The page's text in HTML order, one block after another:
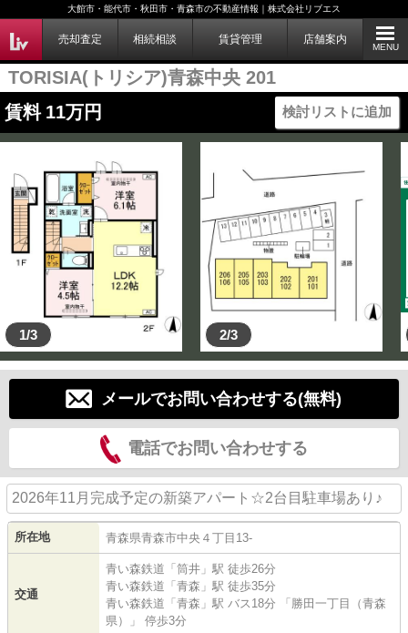
大館市・能代市・秋田市・青森市の不動産情報｜株式会社リブエス
売却査定 相続相談 賃貸管理 店舗案内
MENU
TORISIA(トリシア)青森中央 201
賃料 11万円 検討リストに追加
1/3 2/3
メールでお問い合わせする(無料)
電話でお問い合わせする
2026年11月完成予定の新築アパート☆2台目駐車場あり♪
所在地 青森県青森市中央 ４丁目13-
交通
青い森鉄道 「 筒井 」駅 徒歩26分
青い森鉄道 「 青森 」駅 徒歩35分
青い森鉄道 「 青森 」駅 バス18分 「勝田一丁目（青森
県）」 停歩3分